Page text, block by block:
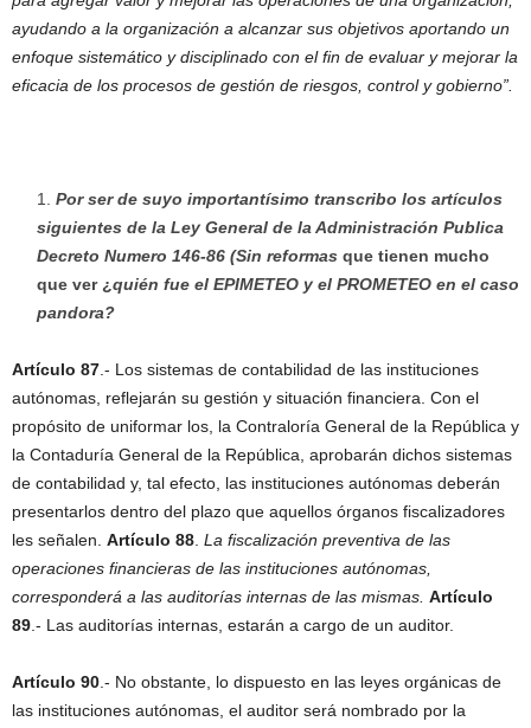
ayudando a la organización a alcanzar sus objetivos aportando un
enfoque sistemático y disciplinado con el fin de evaluar y mejorar la
eficacia de los procesos de gestión de riesgos, control y gobierno”.
Por ser de suyo importantísimo transcribo los artículos
siguientes de la Ley General de la Administración Publica
Decreto Numero 146-86 (Sin reformas que tienen mucho
que ver ¿quién fue el EPIMETEO y el PROMETEO en el caso
pandora?
Artículo 87 .- Los sistemas de contabilidad de las instituciones
autónomas, reflejarán su gestión y situación financiera. Con el
propósito de uniformar los, la Contraloría General de la República y
la Contaduría General de la República, aprobarán dichos sistemas
de contabilidad y, tal efecto, las instituciones autónomas deberán
presentarlos dentro del plazo que aquellos órganos fiscalizadores
les señalen. Artículo 88 La fiscalización preventiva de las
operaciones financieras de las instituciones autónomas,
corresponderá a las auditorías internas de las mismas. Artículo
89 .- Las auditorías internas, estarán a cargo de un auditor.
Artículo 90 .- No obstante, lo dispuesto en las leyes orgánicas de
las instituciones autónomas, el auditor será nombrado por la